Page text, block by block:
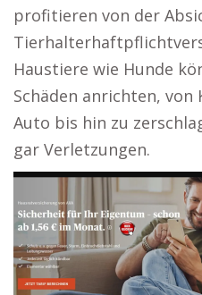
profitieren von der
Haustiere wie Hunde
Schäden anrichten,
Auto bis hin zu
gar Verletzungen.